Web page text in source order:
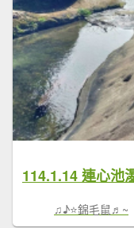
114.1.14 連心池
♫♪⭐錦毛鼠♬~